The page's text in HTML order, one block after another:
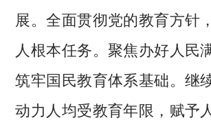
展。全面贯彻党的教育方针
人根本任务。聚焦办好人民
筑牢国民教育体系基础。继
动力人均受教育年限，赋予